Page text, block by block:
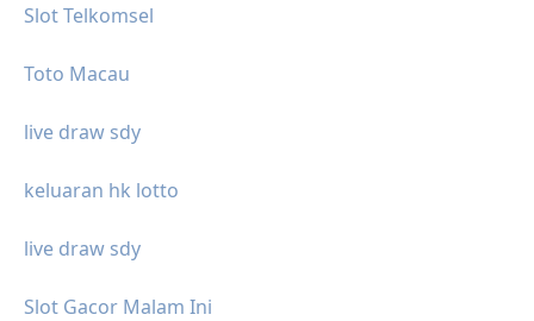
Slot Telkomsel
Toto Macau
live draw sdy
keluaran hk lotto
live draw sdy
Slot Gacor Malam Ini